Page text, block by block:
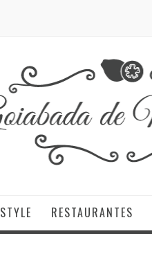
RESTAURANTES